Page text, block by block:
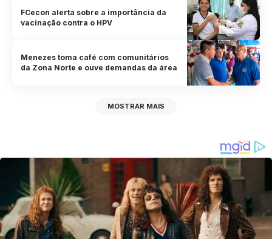
FCecon alerta sobre a importância da
vacinação contra o HPV
Menezes toma café com comunitários
da Zona Norte e ouve demandas da área
MOSTRAR MAIS